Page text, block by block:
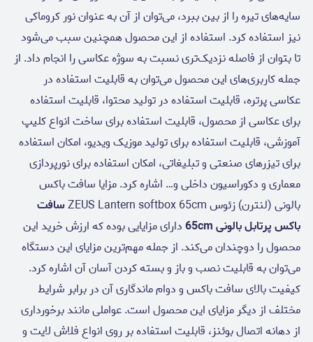
سایه‌های تیره را از بین ببرد، می‌توان از آن به عنوان نور کروماکی
نیز استفاده کرد. استفاده از این محصول همچنین سبب می‌شود
تا بتوان از فاصله نزدیک‌تری نسبت به سوژه عکاسی را انجام داد. از
جمله کاربری‌های این محصول می‌توان به قابلیت استفاده در
عکاسی پرتره، قابلیت استفاده در تولید محتوا، قابلیت استفاده
برای عکاسی از محصول، قابلیت استفاده برای ساخت انواع کلیپ
آموزشی، قابلیت استفاده برای تولید موزیک ویدیو، امکان استفاده
برای تیزرهای صنعتی و تبلیغاتی، امکان استفاده برای نورپردازی
معماری و دکوراسیون داخلی و… اشاره کرد. مزایا سافت باکس
بالونی (لنترن) زئوس ZEUS Lantern softbox 65cm
سافت
باکس پرتابل بالونی 65cm
دارای مزایایی بوده که ارزش خرید این
محصول را دوچندان می‌کند. از جمله مهم‌ترین مزایای این دستگاه
می‌توان به قابلیت نصب و باز و بسته کردن آسان آن اشاره کرد.
کیفیت بالای سافت باکس و دوام ماندگاری آن در برابر شرایط
مختلف از دیگر مزایای این محصول است. عواملی مانند برخورداری
از دهانه اتصال بوئنز، قابلیت استفاده بر روی انواع فلاش لایت و